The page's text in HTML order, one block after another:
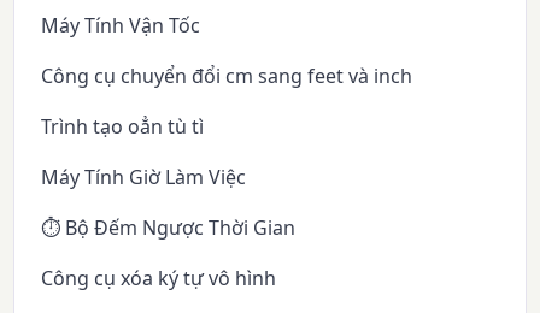
Máy Tính Vận Tốc
Công cụ chuyển đổi cm sang feet và inch
Trình tạo oẳn tù tì
Máy Tính Giờ Làm Việc
⏱️ Bộ Đếm Ngược Thời Gian
Công cụ xóa ký tự vô hình